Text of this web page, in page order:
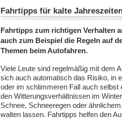
Fahrtipps für kalte
Fahrtipps zum richtigen Verhalten
auch zum Beispiel die Regeln auf
Themen beim Autofahren.
Viele Leute sind regelmäßig mit dem
sich auch automatisch das Risiko, in
oder im schlimmeren Fall auch
den Witterungsverhältnissen im
Schnee, Schneeregen oder
walten lassen. Fahrtipps helfen den